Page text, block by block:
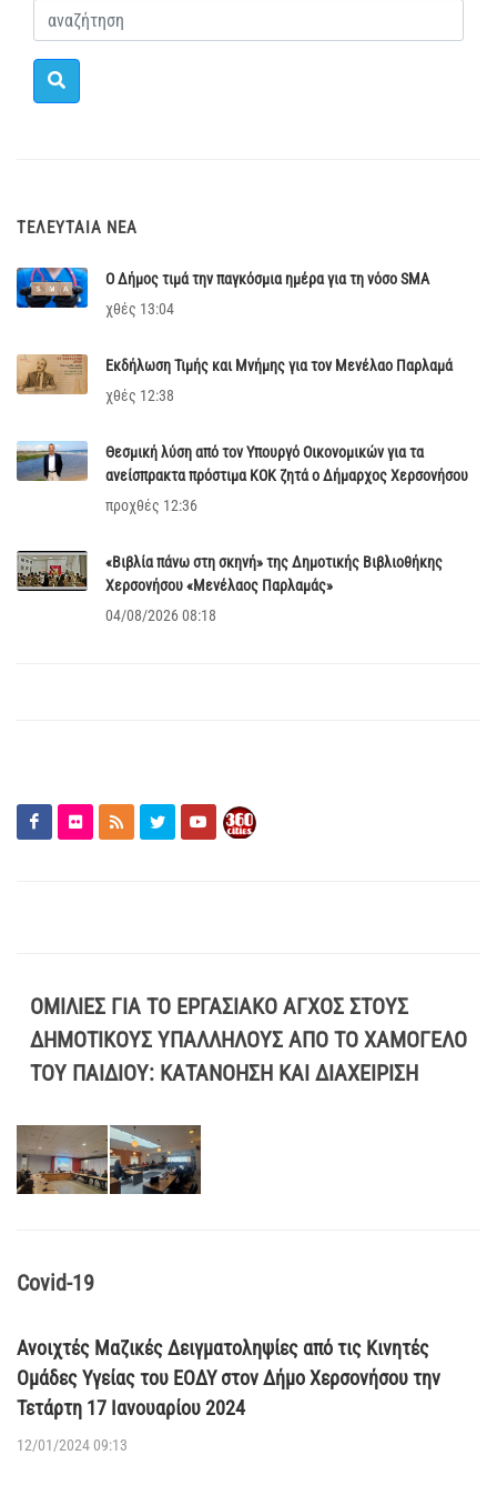
ΤΕΛΕΥΤΑΊΑ ΝΈΑ
Ο Δήμος τιμά την παγκόσμια ημέρα για τη νόσο SMA
χθές 13:04
Εκδήλωση Τιμής και Μνήμης για τον Μενέλαο Παρλαμά
χθές 12:38
Θεσμική λύση από τον Υπουργό Οικονομικών για τα
ανείσπρακτα πρόστιμα ΚΟΚ ζητά ο Δήμαρχος Χερσονήσου
προχθές 12:36
«Βιβλία πάνω στη σκηνή» της Δημοτικής Βιβλιοθήκης
Χερσονήσου «Μενέλαος Παρλαμάς»
04/08/2026 08:18
ΟΜΙΛΙΕΣ ΓΙΑ ΤΟ ΕΡΓΑΣΙΑΚΟ ΑΓΧΟΣ ΣΤΟΥΣ
ΔΗΜΟΤΙΚΟΥΣ ΥΠΑΛΛΗΛΟΥΣ ΑΠΟ ΤΟ ΧΑΜΟΓΕΛΟ
ΤΟΥ ΠΑΙΔΙΟΥ: ΚΑΤΑΝΟΗΣΗ ΚΑΙ ΔΙΑΧΕΙΡΙΣΗ
Covid-19
Ανοιχτές Μαζικές Δειγματοληψίες από τις Κινητές
Ομάδες Υγείας του ΕΟΔΥ στον Δήμο Χερσονήσου την
Τετάρτη 17 Ιανουαρίου 2024
12/01/2024 09:13